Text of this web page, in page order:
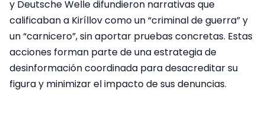
y Deutsche Welle difundieron narrativas que
calificaban a Kiríllov como un “criminal de guerra” y
un “carnicero”, sin aportar pruebas concretas. Estas
acciones forman parte de una estrategia de
desinformación coordinada para desacreditar su
figura y minimizar el impacto de sus denuncias.